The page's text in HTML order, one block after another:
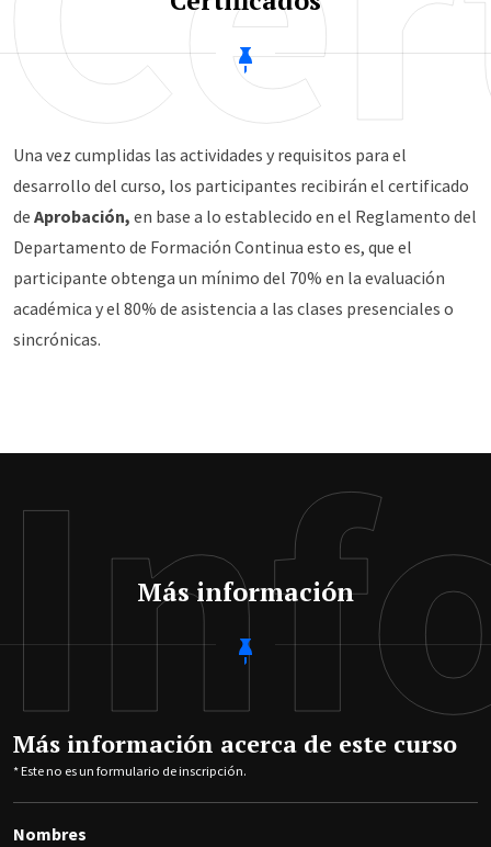
Una vez cumplidas las actividades y requisitos para el
desarrollo del curso, los participantes recibirán el certificado
de Aprobación, en base a lo establecido en el Reglamento del
Departamento de Formación Continua esto es, que el
participante obtenga un mínimo del 70% en la evaluación
académica y el 80% de asistencia a las clases presenciales o
sincrónicas.
Más información
Más información acerca de este curso
* Este no es un formulario de inscripción.
Nombres